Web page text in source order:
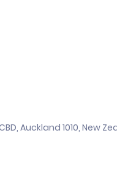
Auckland 1010, New